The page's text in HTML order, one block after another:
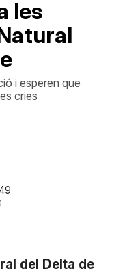
les
i esperen que
cries
del Delta de